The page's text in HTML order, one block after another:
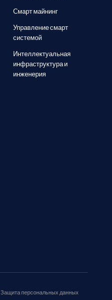
Смарт майнинг
Управление смарт
системой
Интеллектуальная
инфраструктура и
инженерия
Защита персональных данных